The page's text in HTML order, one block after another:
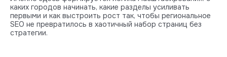
каких городов начинать, какие разделы усиливать
первыми и как выстроить рост так, чтобы региональное
SEO не превратилось в хаотичный набор страниц без
стратегии.